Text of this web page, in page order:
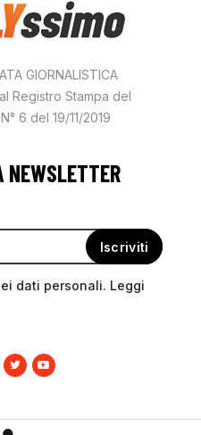
GIORNALISTICA
Registro Stampa del
6 del 19/11/2019
dati personali. Leggi